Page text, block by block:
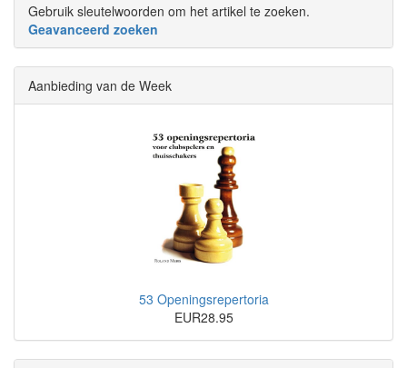
Gebruik sleutelwoorden om het artikel te zoeken.
Geavanceerd zoeken
Aanbieding van de Week
53 Openingsrepertoria
EUR28.95